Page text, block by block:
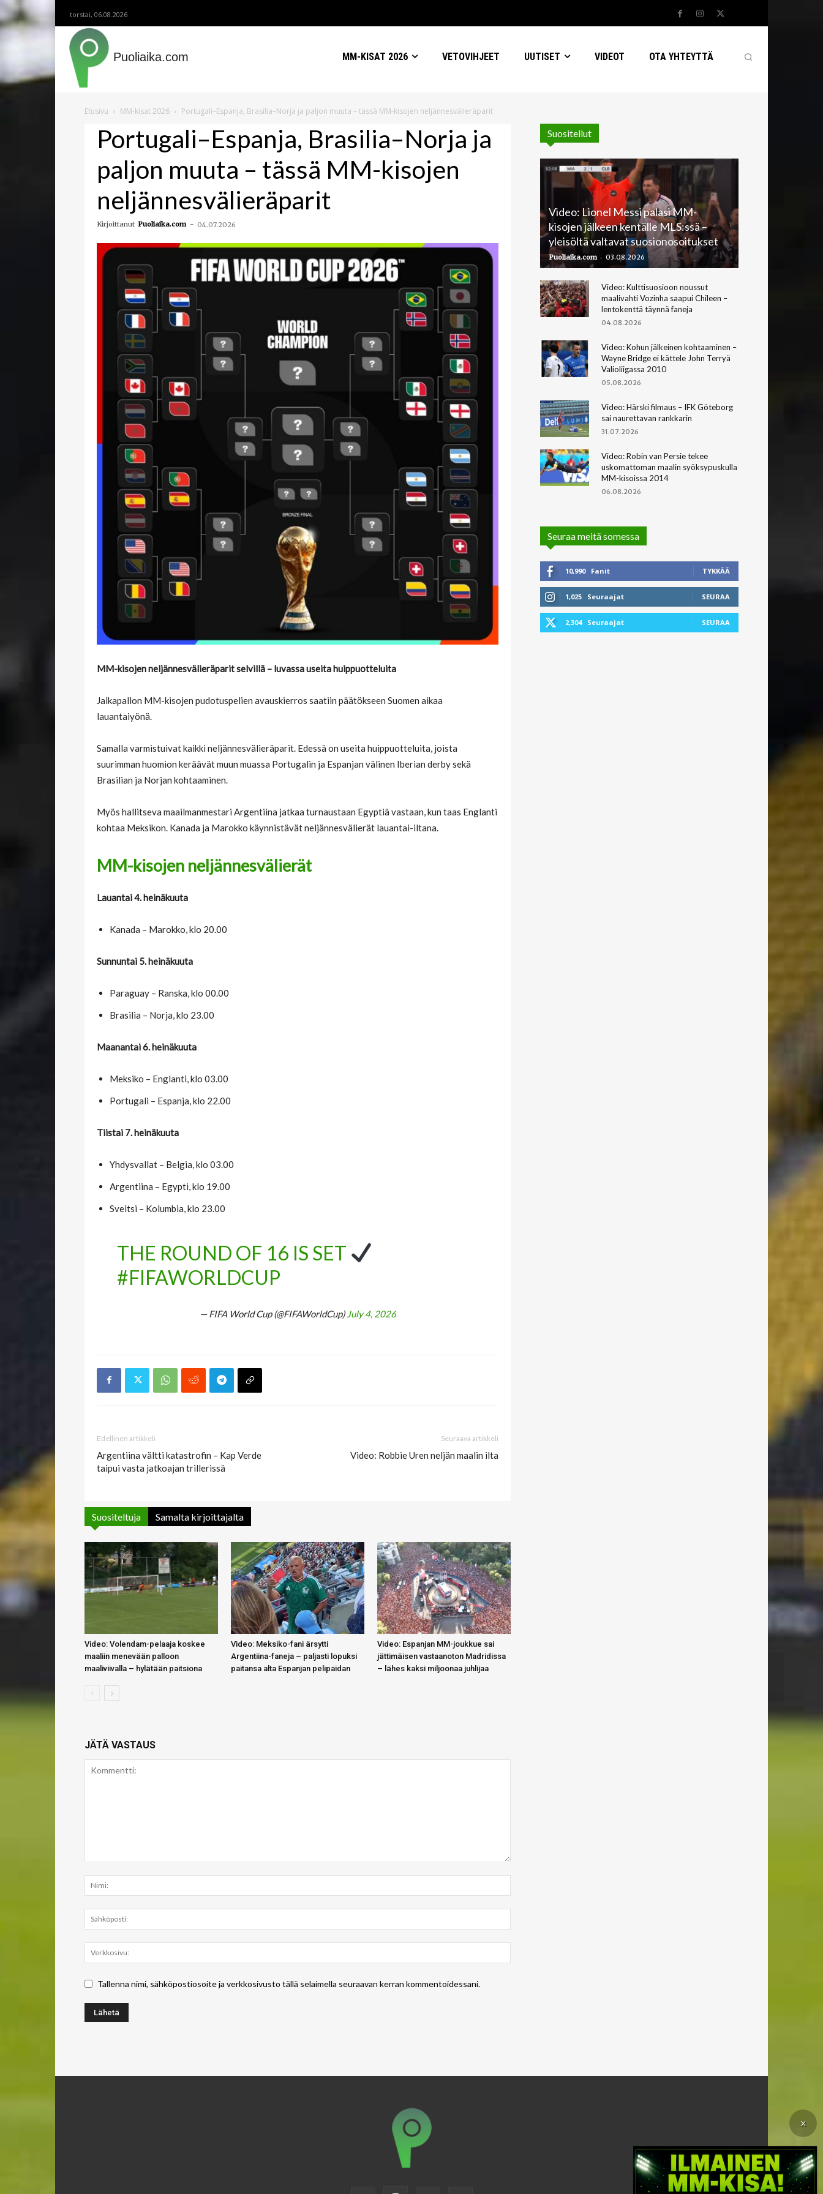
torstai, 06.08.2026
Puoliaika.com MM-KISAT 2026 VETOVIHJEET UUTISET VIDEOT OTA YHTEYTTÄ
Etusivu MM-kisat 2026 Portugali–Espanja, Brasilia–Norja ja paljon muuta – tässä MM-kisojen neljännesvälieräparit
Portugali–Espanja, Brasilia–Norja ja
paljon muuta – tässä MM-kisojen
neljännesvälieräparit
Kirjoittanut Puoliaika.com - 04.07.2026
MM-kisojen neljännesvälieräparit selvillä – luvassa useita huippuotteluita
Jalkapallon MM-kisojen pudotuspelien avauskierros saatiin päätökseen Suomen aikaa
lauantaiyönä.
Samalla varmistuivat kaikki neljännesvälieräparit. Edessä on useita huippuotteluita, joista
suurimman huomion keräävät muun muassa Portugalin ja Espanjan välinen Iberian derby sekä
Brasilian ja Norjan kohtaaminen.
Myös hallitseva maailmanmestari Argentiina jatkaa turnaustaan Egyptiä vastaan, kun taas Englanti
kohtaa Meksikon. Kanada ja Marokko käynnistävät neljännesvälierät lauantai-iltana.
MM-kisojen neljännesvälierät
Lauantai 4. heinäkuuta
Kanada – Marokko, klo 20.00
Sunnuntai 5. heinäkuuta
Paraguay – Ranska, klo 00.00
Brasilia – Norja, klo 23.00
Maanantai 6. heinäkuuta
Meksiko – Englanti, klo 03.00
Portugali – Espanja, klo 22.00
Tiistai 7. heinäkuuta
Yhdysvallat – Belgia, klo 03.00
Argentiina – Egypti, klo 19.00
Sveitsi – Kolumbia, klo 23.00
THE ROUND OF 16 IS SET
#FIFAWORLDCUP
— FIFA World Cup (@FIFAWorldCup)July 4, 2026
Edellinen artikkeli
Argentiina vältti katastrofin – Kap Verde
taipui vasta jatkoajan trillerissä
Seuraava artikkeli
Video: Robbie Uren neljän maalin ilta
Suositeltuja Samalta kirjoittajalta
Video: Volendam-pelaaja koskee
maaliin menevään palloon
maaliviivalla – hylätään paitsiona
Video: Meksiko-fani ärsytti
Argentiina-faneja – paljasti lopuksi
paitansa alta Espanjan pelipaidan
Video: Espanjan MM-joukkue sai
jättimäisen vastaanoton Madridissa
– lähes kaksi miljoonaa juhlijaa
JÄTÄ VASTAUS
Tallenna nimi, sähköpostiosoite ja verkkosivusto tällä selaimella seuraavan kerran kommentoidessani.
Suositellut
Video: Lionel Messi palasi MM-
kisojen jälkeen kentälle MLS:ssä –
yleisöltä valtavat suosionosoitukset
Puoliaika.com - 03.08.2026
Video: Kulttisuosioon noussut
maalivahti Vozinha saapui Chileen –
lentokenttä täynnä faneja
04.08.2026
Video: Kohun jälkeinen kohtaaminen –
Wayne Bridge ei kättele John Terryä
Valioliigassa 2010
05.08.2026
Video: Härski filmaus – IFK Göteborg
sai naurettavan rankkarin
31.07.2026
Video: Robin van Persie tekee
uskomattoman maalin syöksypuskulla
MM-kisoissa 2014
06.08.2026
Seuraa meitä somessa
10,990 Fanit TYKKÄÄ
1,025 Seuraajat SEURAA
2,304 Seuraajat SEURAA